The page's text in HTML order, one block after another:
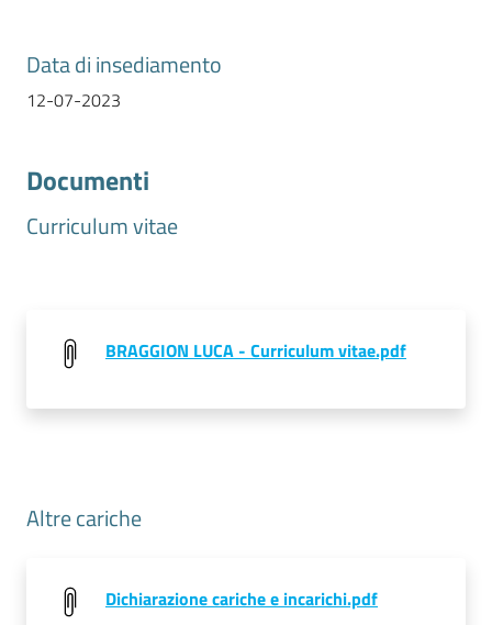
on line
Pagamenti
Accedi
Data di insediamento
12-07-2023
Documenti
Curriculum vitae
BRAGGION LUCA - Curriculum vitae.pdf
Altre cariche
Dichiarazione cariche e incarichi.pdf